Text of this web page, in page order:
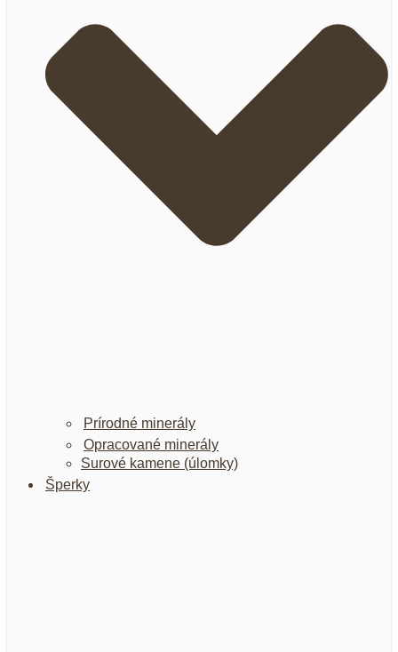
Prírodné minerály
Opracované minerály
Surové kamene (úlomky)
Šperky